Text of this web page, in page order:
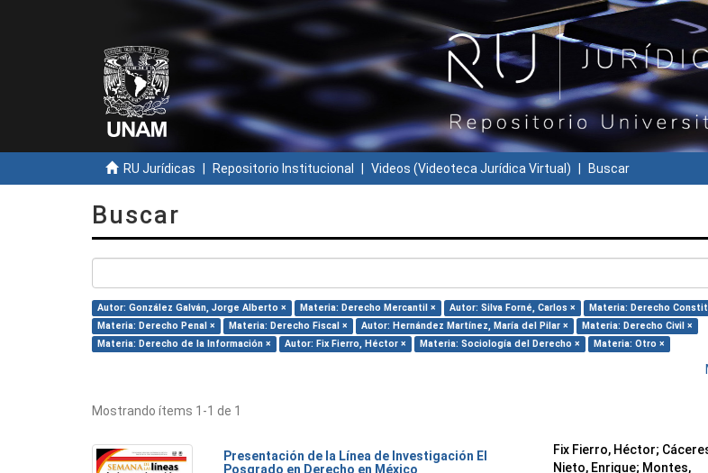
RU Jurídicas Repositorio Institucional Videos (Videoteca Jurídica Virtual) Buscar
Buscar
Autor: González Galván, Jorge Alberto × Materia: Derecho Mercantil × Autor: Silva Forné, Carlos ×
Materia: Derecho
Materia: Derecho Penal ×
Materia: Derecho Fiscal × Autor: Hernández Martínez, María del Pilar ×
Materia: Derecho Civil ×
Materia: Derecho de la Información ×
Autor: Fix Fierro, Héctor × Materia: Sociología del Derecho × Materia: Otro ×
Mostrando ítems 1-1 de 1
Presentación de la Línea de Investigación El
Posgrado en Derecho en México
Fix Fierro, Héctor;
Nieto, Enrique; Montes,